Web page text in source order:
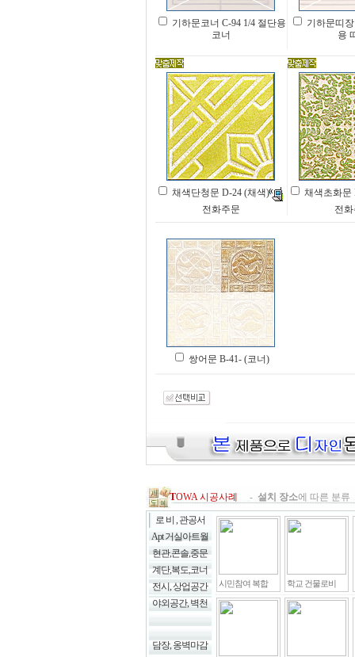
기하문코너 C-94 1/4 절단용
코너
기하문띠
용
채색단청문 D-24 (채색)
전화주문
채색초화문
전
쌍어문 B-41- (코너)
TOWA 시공사례 - 설치 장소에 따른 분
로 비 , 관공서
시민참여 복합 학교 건물로비
Apt 거실아트월
현관,콘솔,중문
계단,복도,코너
전시, 상업공간
야외공간, 벽천
담장, 옹벽마감